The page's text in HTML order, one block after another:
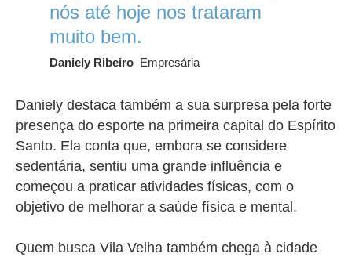
nós até hoje nos trataram
muito bem.
Daniely Ribeiro Empresária
Daniely destaca também a sua surpresa pela forte
presença do esporte na primeira capital do Espírito
Santo. Ela conta que, embora se considere
sedentária, sentiu uma grande influência e
começou a praticar atividades físicas, com o
objetivo de melhorar a saúde física e mental.
Quem busca Vila Velha também chega à cidade